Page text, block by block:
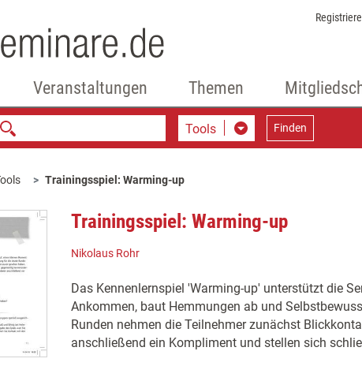
Veranstaltungen Themen
Tools Finden
Trainingsspiel: Warming-up
Trainingsspiel: Warming-up
Nikolaus Rohr
Das Kennenlernspiel 'Warming-up' unterstützt die
Ankommen, baut Hemmungen ab und
Runden nehmen die Teilnehmer zunächst
anschließend ein Kompliment und stellen sich